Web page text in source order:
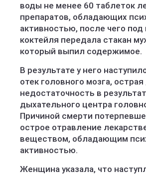
воды не менее 60 таблеток
препаратов, обладающих
активностью, после чего
коктейля передала стакан
который выпил содержимое.
В результате у него
отек головного мозга,
недостаточность в
дыхательного центра
Причиной смерти
острое отравление
веществом, обладающим
активностью.
Женщина указала, что